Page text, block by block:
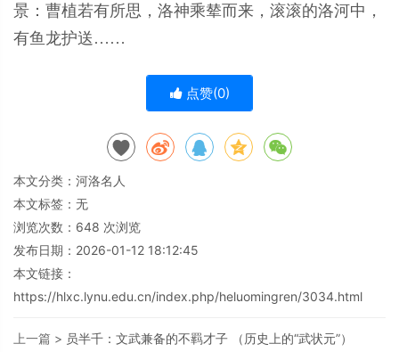
景：曹植若有所思，洛神乘辇而来，滚滚的洛河中，
有鱼龙护送……
点赞(0)
本文分类： 河洛名人
本文标签：无
浏览次数： 648 次浏览
发布日期：2026-01-12 18:12:45
本文链接：
https://hlxc.lynu.edu.cn/index.php/heluomingren/3034.html
上一篇 > 员半千：文武兼备的不羁才子 （历史上的“武状元”）